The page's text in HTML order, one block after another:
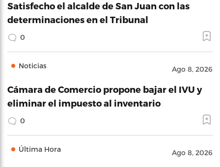
Satisfecho el alcalde de San Juan con las
determinaciones en el Tribunal
0
Noticias Ago 8, 2026
Cámara de Comercio propone bajar el IVU y
eliminar el impuesto al inventario
0
Última Hora Ago 8, 2026